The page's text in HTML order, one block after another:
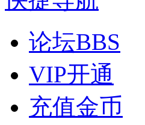
论坛BBS
VIP开通
充值金币